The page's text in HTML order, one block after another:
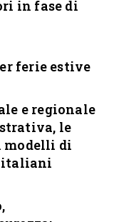
in fase di
ferie estive
e regionale
le
modelli di
italiani